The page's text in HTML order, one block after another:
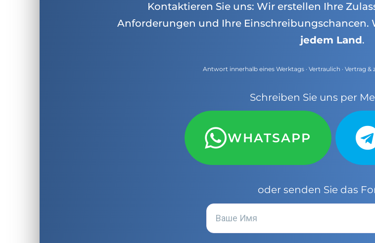
Kontaktieren Sie uns: Wir erstellen Ihre
Anforderungen und Ihre
jedem Land.
Antwort innerhalb eines Werktags · Vertraulich · Vertrag
Schreiben Sie uns per
WHATSAPP
oder senden Sie das